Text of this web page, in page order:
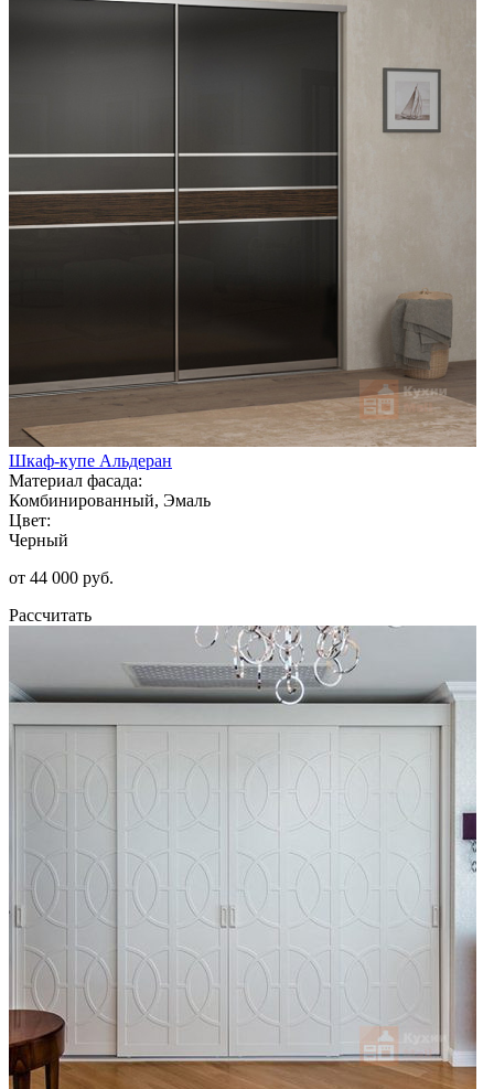
Шкаф-купе Альдеран
Материал фасада:
Комбинированный, Эмаль
Цвет:
Черный
от 44 000 руб.
Рассчитать